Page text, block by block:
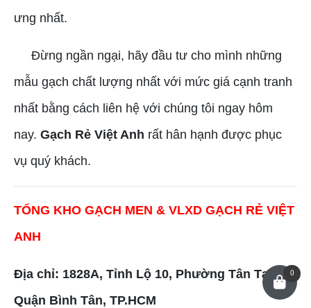
ưng nhất.
Đừng ngần ngại, hãy đầu tư cho mình những
mẫu gạch chất lượng nhất với mức giá cạnh tranh
nhất bằng cách liên hệ với chúng tôi ngay hôm
nay. Gạch Rẻ Việt Anh rất hân hạnh được phục
vụ quý khách.
TỔNG KHO GẠCH MEN & VLXD GẠCH RẺ VIỆT
ANH
Địa chỉ: 1828A, Tỉnh Lộ 10, Phường Tân Tạo,
Quận Bình Tân, TP.HCM
0